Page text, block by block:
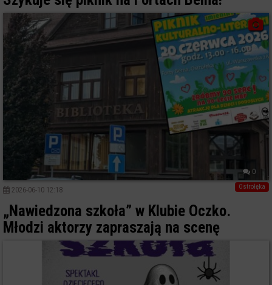
0
Ostrołęka
2026-06-10 12:18
„Nawiedzona szkoła” w Klubie Oczko.
Młodzi aktorzy zapraszają na scenę